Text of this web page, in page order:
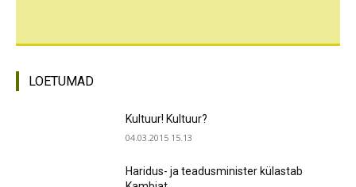
LOETUMAD
Kultuur! Kultuur?
04.03.2015 15.13
Haridus- ja teadusminister külastab